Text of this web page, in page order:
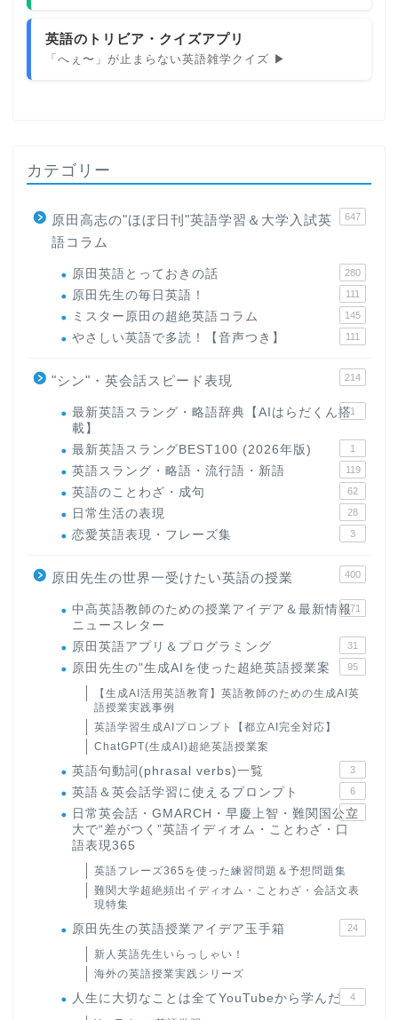
英語のトリビア・クイズアプリ
「へぇ〜」が止まらない英語雑学クイズ ▶
カテゴリー
原田高志の"ほぼ日刊"英語学習＆大学入試英
語コラム
647
原田英語とっておきの話 280
原田先生の毎日英語！ 111
ミスター原田の超絶英語コラム 145
やさしい英語で多読！【音声つき】 111
"シン"・英会話スピード表現 214
最新英語スラング・略語辞典【AIはらだくん搭
載】
1
最新英語スラングBEST100 (2026年版) 1
英語スラング・略語・流行語・新語 119
英語のことわざ・成句 62
日常生活の表現 28
恋愛英語表現・フレーズ集 3
原田先生の世界一受けたい英語の授業 400
中高英語教師のための授業アイデア＆最新情報
ニュースレター
171
原田英語アプリ＆プログラミング 31
原田先生の"生成AIを使った超絶英語授業案 95
【生成AI活用英語教育】英語教師のための生成AI英
語授業実践事例
英語学習生成AIプロンプト【都立AI完全対応】
ChatGPT(生成AI)超絶英語授業案
英語句動詞(phrasal verbs)一覧 3
英語＆英会話学習に使えるプロンプト 6
日常英会話・GMARCH・早慶上智・難関国公立
大で“差がつく”英語イディオム・ことわざ・口
語表現365
22
英語フレーズ365を使った練習問題＆予想問題集
難関大学超絶頻出イディオム・ことわざ・会話文表
現特集
原田先生の英語授業アイデア玉手箱 24
新人英語先生いらっしゃい！
海外の英語授業実践シリーズ
人生に大切なことは全てYouTubeから学んだ 4